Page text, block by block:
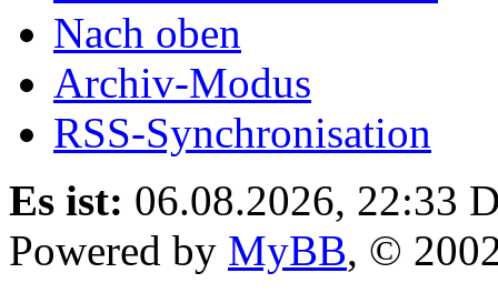
Nach oben
Archiv-Modus
RSS-Synchronisation
Es ist: 06.08.2026, 22:33
Powered by MyBB, ©